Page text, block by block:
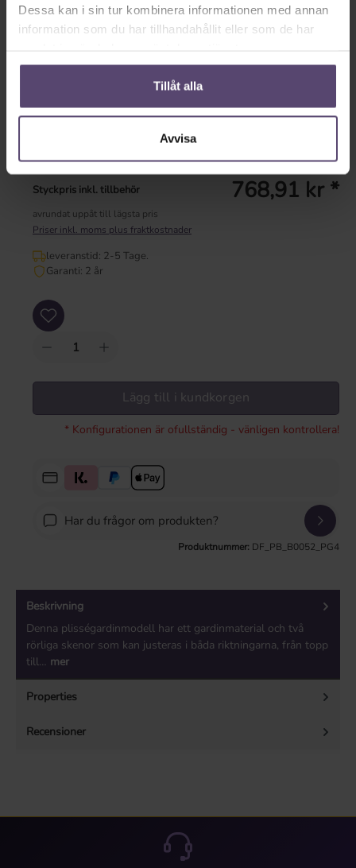
Dessa kan i sin tur kombinera informationen med annan
information som du har tillhandahållit eller som de har
Tillåt alla
Avvisa
Tillgänglig omedelbart
Garanti: 2 år
Dela länk
Styckpris inkl. tillbehör 768,91 kr *
avrundat uppåt till lägsta pris
Priser inkl. moms plus fraktkostnader
leveranstid: 2-5 Tage.
Garanti: 2 år
Produktkvantitet: Ange önskat värde eller använd knapparna för att öka eller
Lägg till i kundkorgen
* Konfigurationen är ofullständig - vänligen kontrollera!
Har du frågor om produkten?
Produktnummer: DF_PB_B0052_PG4
Beskrivning
Denna plisségardinmodell har ett gardinmaterial och två
rörliga skenor som kan justeras i båda riktningarna, från topp
till… mer
Properties
Recensioner